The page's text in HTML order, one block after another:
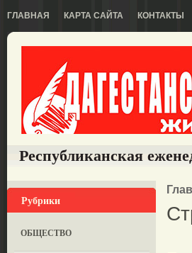
ГЛАВНАЯ КАРТА САЙТА КОНТАКТЫ
Республиканская
Рубрики
ОБЩЕСТВО